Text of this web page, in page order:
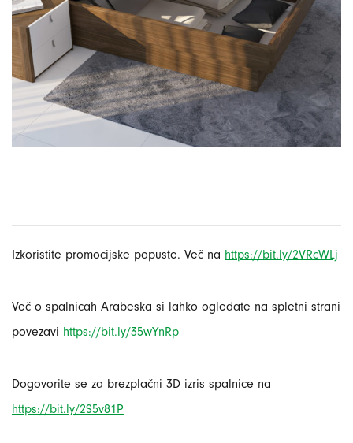
Izkoristite promocijske popuste. Več na https://bit.ly/2VRcWLj
Več o spalnicah Arabeska si lahko ogledate na spletni strani
povezavi https://bit.ly/35wYnRp
Dogovorite se za brezplačni 3D izris spalnice na
https://bit.ly/2S5v81P